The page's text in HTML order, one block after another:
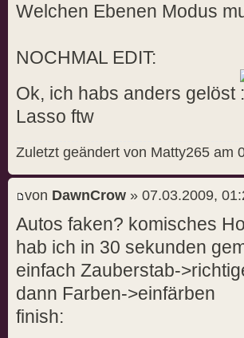
Welchen Ebenen Modus
NOCHMAL EDIT:
Ok, ich habs anders gelöst
Lasso ftw
Zuletzt geändert von Matty265 am
von DawnCrow » 07.03.2009,
Autos faken? komisches
hab ich in 30 sekunden
einfach Zauberstab-
dann Farben->einfärben
finish: